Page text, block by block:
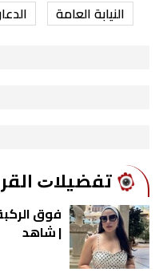
النيابة العامة
ﺗﻔﻀﻴﻼﺕ
فوق
| شاهد